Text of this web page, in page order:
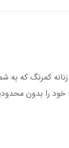
کمرنگ که به
را بدون